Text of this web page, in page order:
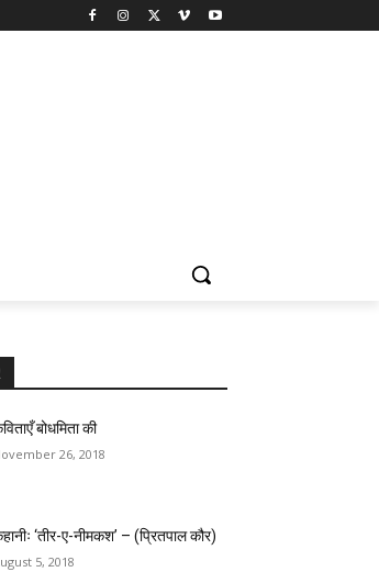
बोधमिता की
26, 2018
‘तीर-ए-नीमकश’ – (प्रितपाल कौर)
5, 2018